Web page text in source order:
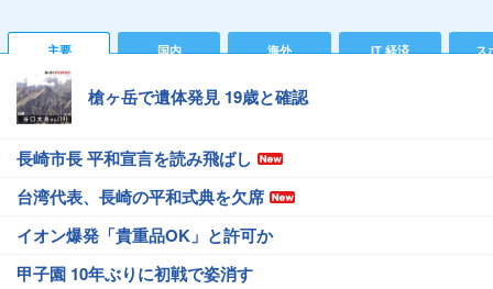
主要 国内 海外 IT 経済 ス
槍ヶ岳で遺体発見 19歳と確認
長崎市長 平和宣言を読み飛ばし
台湾代表、長崎の平和式典を欠席
イオン爆発「貴重品OK」と許可か
甲子園 10年ぶりに初戦で姿消す